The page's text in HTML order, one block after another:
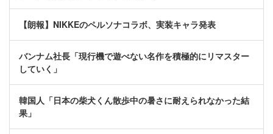
【朗報】NIKKEのペルソナコラボ、実装キャラ発表
バンナム社長「現行機で遊べない名作を積極的にリマスター
していく」
韓国人「日本の柴犬くん散歩中の暑さに耐えられなかった結
果」